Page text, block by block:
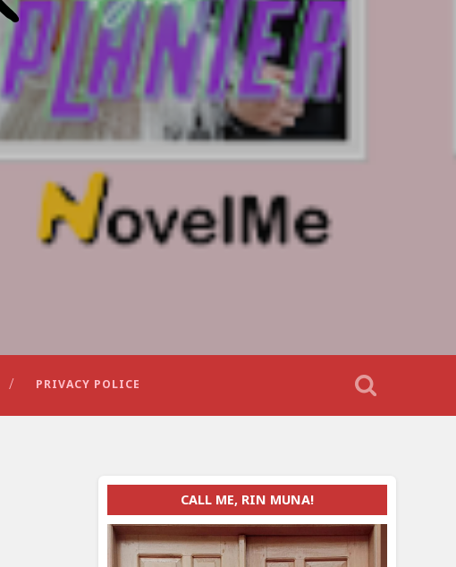
PRIVACY POLICE
CALL ME, RIN MUNA!